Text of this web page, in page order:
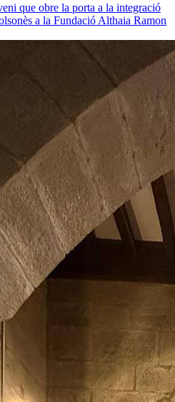
que obre la porta a la integració
a la Fundació Althaia Ramon